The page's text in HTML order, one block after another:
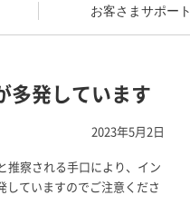
お客さまサポート
多発しています
2023年5月2日
推察される手口により、イン
ていますのでご注意くださ